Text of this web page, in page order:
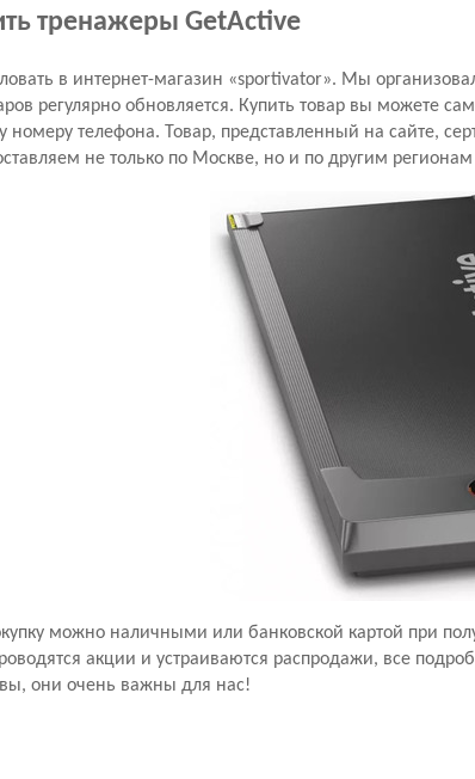
тренажеры GetActive
в интернет-магазин «sportivator». Мы
регулярно обновляется. Купить товар вы можете
номеру телефона. Товар, представленный на сайте,
не только по Москве, но и по другим
можно наличными или банковской картой при
акции и устраиваются распродажи, все
они очень важны для нас!